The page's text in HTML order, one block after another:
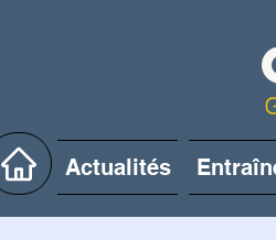
Actualités